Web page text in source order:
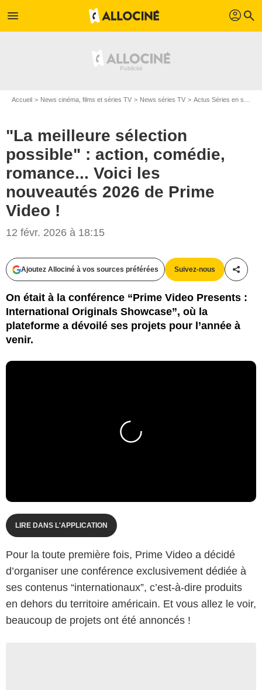
menu profil search
Accueil News cinéma, films et séries TV News séries TV Actus Séries en streaming
"La meilleure sélection
possible" : action, comédie,
romance... Voici les
nouveautés 2026 de Prime
Video !
12 févr. 2026 à 18:15
Ajoutez Allociné à vos sources préférées Suivez-nous
On était à la conférence “Prime Video Presents :
International Originals Showcase”, où la
plateforme a dévoilé ses projets pour l’année à
venir.
LIRE DANS L'APPLICATION
Pour la toute première fois, Prime Video a décidé
d’organiser une conférence exclusivement dédiée à
ses contenus “internationaux”, c’est-à-dire produits
en dehors du territoire américain. Et vous allez le voir,
beaucoup de projets ont été annoncés !